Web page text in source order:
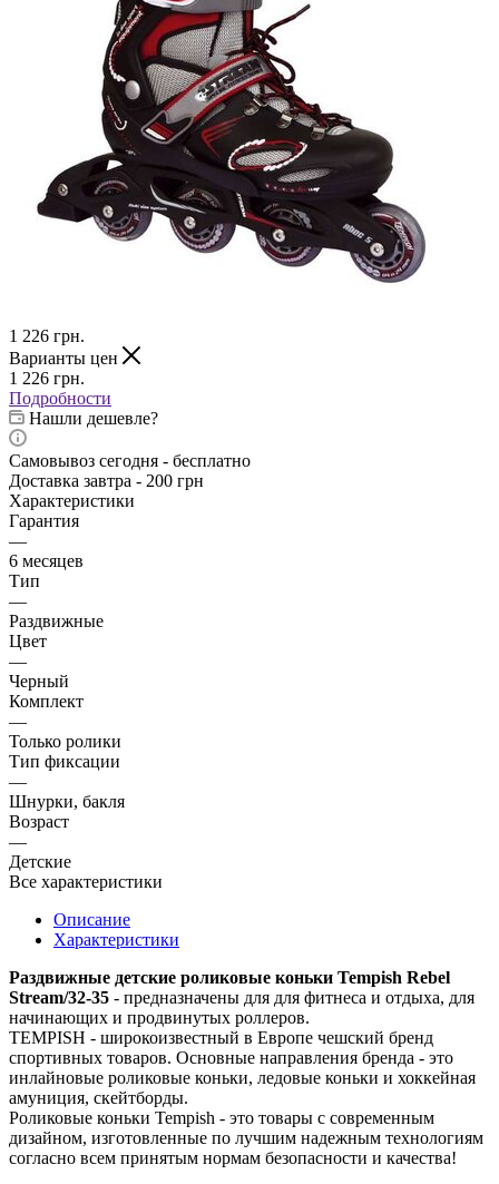
1 226 грн.
Варианты цен
1 226 грн.
Подробности
Нашли дешевле?
Самовывоз сегодня - бесплатно
Доставка завтра - 200 грн
Характеристики
Гарантия
—
6 месяцев
Тип
—
Раздвижные
Цвет
—
Черный
Комплект
—
Только ролики
Тип фиксации
—
Шнурки, бакля
Возраст
—
Детские
Все характеристики
Описание
Характеристики
Раздвижные детские роликовые коньки Tempish Rebel
Stream/32-35 - предназначены для для фитнеса и отдыха, для
начинающих и продвинутых роллеров.
TEMPISH - широкоизвестный в Европе чешский бренд
спортивных товаров. Основные направления бренда - это
инлайновые роликовые коньки, ледовые коньки и хоккейная
амуниция, скейтборды.
Роликовые коньки Tempish - это товары с современным
дизайном, изготовленные по лучшим надежным технологиям
согласно всем принятым нормам безопасности и качества!